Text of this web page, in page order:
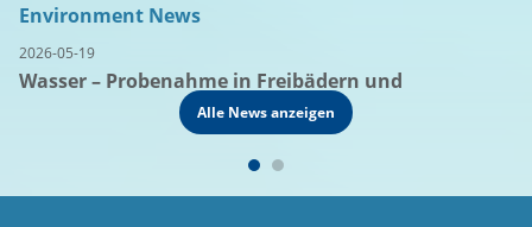
Environment News
2026-05-19
Wasser – Probenahme in Freibädern und
Ob Freibad oder Hallenbad: Die Qualität des Bade- und Beckenwassers
ist entscheidend für Gesundheit, Hygiene und Vertrauen der Besucher.
Betreiber sind verpflichtet, ihr Wasser regelmäßig zu überwachen und
genau hier kommt fundierte Analytik ins Spiel. Bei der GBA Group
Alle News anzeigen